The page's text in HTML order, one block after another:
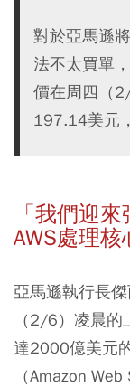
對於亞馬遜
法不太買單
價在周四（
197.14美元
「我們迎
AWS處理核
亞馬遜執行長
（2/6）凌晨
達2000億美元
（Amazon